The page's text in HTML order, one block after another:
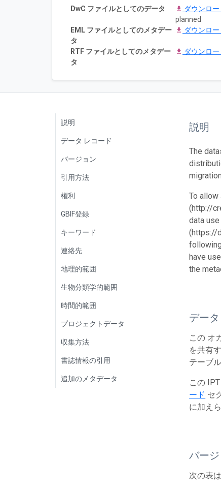
DwC ファイルとしてのデータ
ダウンロー
planned
EML ファイルとしてのメタデー
タ
ダウンロー
RTF ファイルとしてのメタデー
タ
ダウンロー
説明
データ レコード
バージョン
引用方法
権利
GBIF登録
キーワード
連絡先
地理的範囲
生物分類学的範囲
時間的範囲
プロジェクトデータ
収集方法
書誌情報の引用
追加のメタデータ
説明
The
To allow
(http://
data
(https://
have
the
デー
この オ
を共有
テーブ
この
ード セ
に加え
バー
次の表